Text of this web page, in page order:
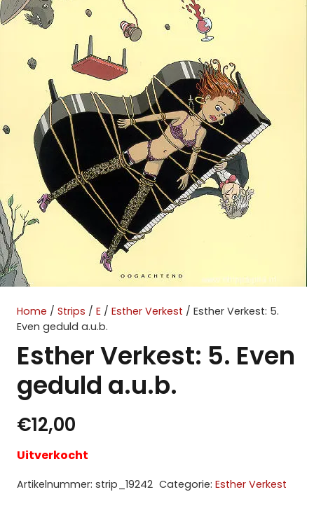
Home / Strips / E / Esther Verkest / Esther Verkest: 5.
Even geduld a.u.b.
Esther Verkest: 5. Even
geduld a.u.b.
€12,00
Uitverkocht
Artikelnummer: strip_19242 Categorie: Esther Verkest